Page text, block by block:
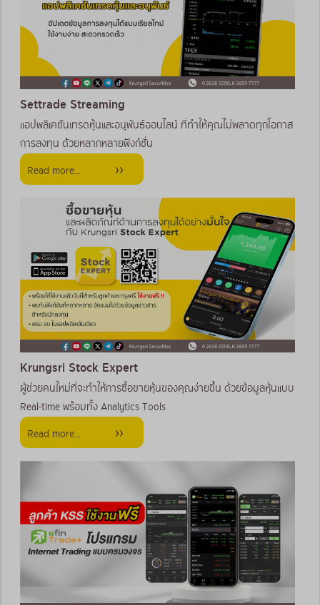
Settrade Streaming
แอปพลิเคชันเทรดหุ้นและอนุพันธ์ออนไลน์ ที่ทำให้คุณไม่พลาดทุกโอกาส
การลงทุน ด้วยหลากหลายฟังก์ชั่น
Read more...
Krungsri Stock Expert
ผู้ช่วยคนใหม่ที่จะทำให้การซื้อขายหุ้นของคุณง่ายขึ้น ด้วยข้อมูลหุ้นแบบ
Real-time พร้อมทั้ง Analytics Tools
Read more...